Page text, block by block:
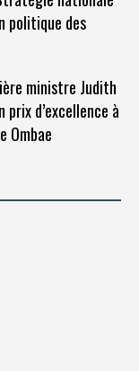
politique des
ministre Judith
prix d’excellence à
Ombae